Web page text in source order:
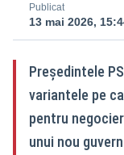
Publicat
13 mai 2026,
Președintele
variantele pe
pentru
unui nou